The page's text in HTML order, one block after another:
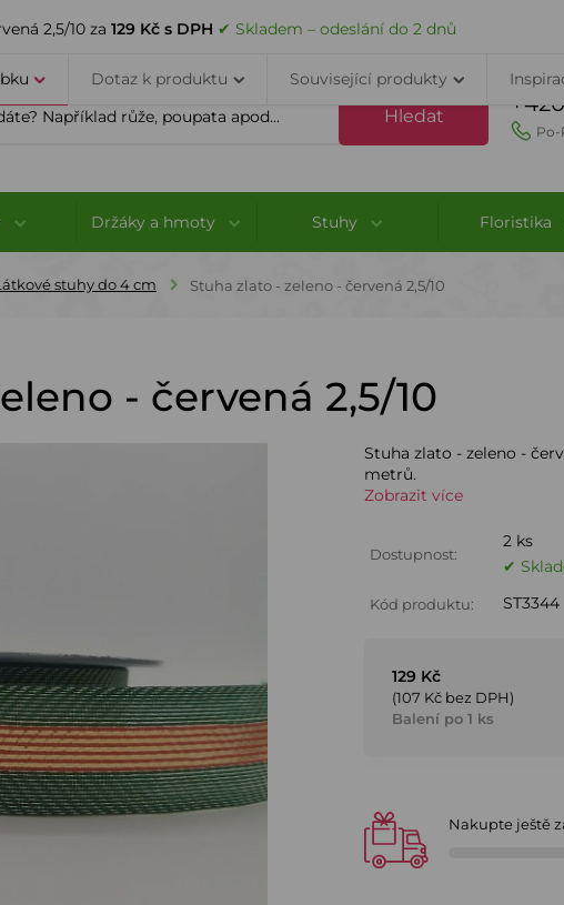
BLOG VELKOOBCHOD DOPRAVA A PLATBA PORADNA
Hledat
Po-
Držáky a hmoty Stuhy Floristika
stuhy do 4 cm Stuha zlato - zeleno - červená 2,5/10
- červená 2,5/10
Stuha zlato - zeleno -
metrů.
Zobrazit více
Dostupnost:
2 ks
✔
Kód produktu: ST3344
129 Kč
(107 Kč bez DPH)
Balení po 1 ks
Nakupte ještě
2,5/10 za 129 Kč s DPH ✔ Skladem – odeslání do 2 dnů
Dotaz k produktu Související produkty